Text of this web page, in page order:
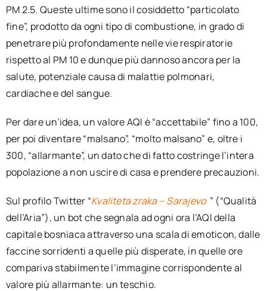
PM 2.5. Queste ultime sono il cosiddetto “particolato
fine”, prodotto da ogni tipo di combustione, in grado di
penetrare più profondamente nelle vie respiratorie
rispetto al PM 10 e dunque più dannoso ancora per la
salute, potenziale causa di malattie polmonari,
cardiache e del sangue.
Per dare un’idea, un valore AQI è “accettabile” fino a 100,
per poi diventare “malsano”, “molto malsano” e, oltre i
300, “allarmante”, un dato che di fatto costringe l’intera
popolazione a non uscire di casa e prendere precauzioni.
Sul profilo Twitter “Kvaliteta zraka – Sarajevo ” (“Qualità
dell’Aria”), un bot che segnala ad ogni ora l’AQI della
capitale bosniaca attraverso una scala di emoticon, dalle
faccine sorridenti a quelle più disperate, in quelle ore
compariva stabilmente l’immagine corrispondente al
valore più allarmante: un teschio.